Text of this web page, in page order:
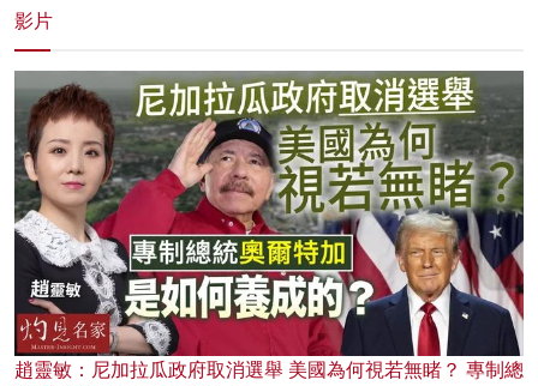
影片
趙靈敏：尼加拉瓜政府取消選舉 美國為何視若無睹？ 專制總